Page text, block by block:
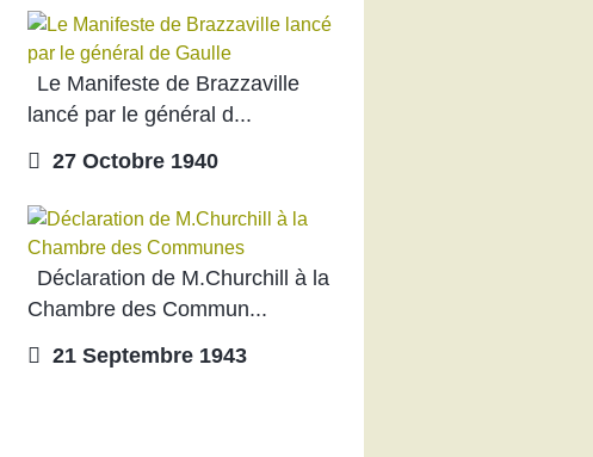
Le Manifeste de Brazzaville
lancé par le général d...
27 Octobre 1940
Déclaration de M.Churchill à la
Chambre des Commun...
21 Septembre 1943